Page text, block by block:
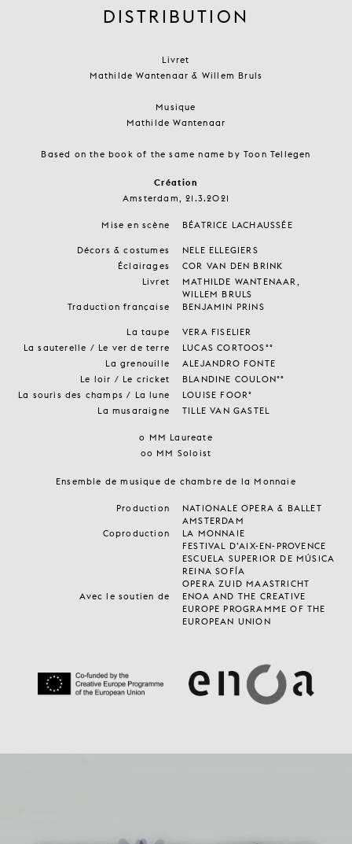
DISTRIBUTION
Livret
Mathilde Wantenaar & Willem Bruls
Musique
Mathilde Wantenaar
Based on the book of the same name by Toon Tellegen
Création
Amsterdam, 21.3.2021
Mise en scène BÉATRICE LACHAUSSÉE
Décors & costumes
NELE ELLEGIERS
Éclairages
COR VAN DEN BRINK
Livret
MATHILDE WANTENAAR,
WILLEM BRULS
Traduction française
BENJAMIN PRINS
La taupe
VERA FISELIER
La sauterelle / Le ver de terre
LUCAS CORTOOS°°
La grenouille
ALEJANDRO FONTE
Le loir / Le cricket
BLANDINE COULON°°
La souris des champs / La lune
LOUISE FOOR°
La musaraigne
TILLE VAN GASTEL
○ MM Laureate
○○ MM Soloist
Ensemble de musique de chambre de la Monnaie
Production
NATIONALE OPERA & BALLET
AMSTERDAM
Coproduction
LA MONNAIE
FESTIVAL D’AIX-EN-PROVENCE
ESCUELA SUPERIOR DE MÚSICA
REINA SOFÍA
OPERA ZUID MAASTRICHT
Avec le soutien de
ENOA AND THE CREATIVE
EUROPE PROGRAMME OF THE
EUROPEAN UNION